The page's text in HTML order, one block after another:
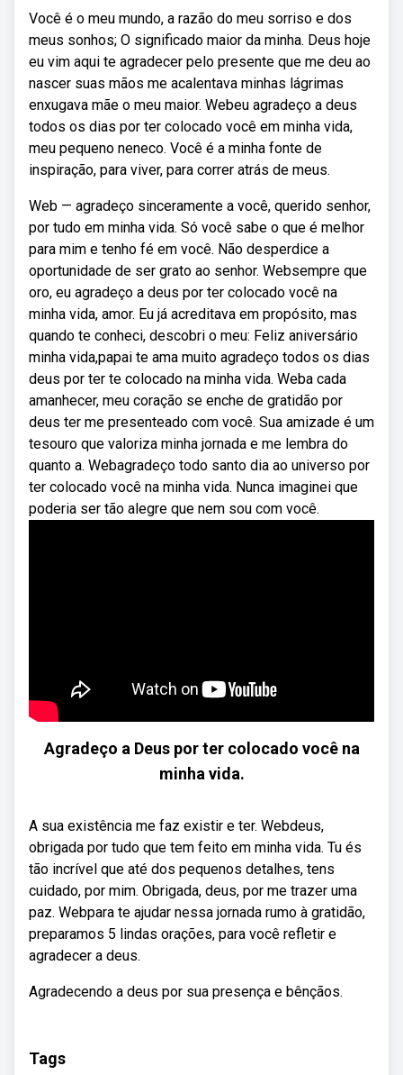
Você é o meu mundo, a razão do meu sorriso e dos
meus sonhos; O significado maior da minha. Deus hoje
eu vim aqui te agradecer pelo presente que me deu ao
nascer suas mãos me acalentava minhas lágrimas
enxugava mãe o meu maior. Webeu agradeço a deus
todos os dias por ter colocado você em minha vida,
meu pequeno neneco. Você é a minha fonte de
inspiração, para viver, para correr atrás de meus.
Web — agradeço sinceramente a você, querido senhor,
por tudo em minha vida. Só você sabe o que é melhor
para mim e tenho fé em você. Não desperdice a
oportunidade de ser grato ao senhor. Websempre que
oro, eu agradeço a deus por ter colocado você na
minha vida, amor. Eu já acreditava em propósito, mas
quando te conheci, descobri o meu: Feliz aniversário
minha vida,papai te ama muito agradeço todos os dias
deus por ter te colocado na minha vida. Weba cada
amanhecer, meu coração se enche de gratidão por
deus ter me presenteado com você. Sua amizade é um
tesouro que valoriza minha jornada e me lembra do
quanto a. Webagradeço todo santo dia ao universo por
ter colocado você na minha vida. Nunca imaginei que
poderia ser tão alegre que nem sou com você.
Agradeço a Deus por ter colocado você na
minha vida.
A sua existência me faz existir e ter. Webdeus,
obrigada por tudo que tem feito em minha vida. Tu és
tão incrível que até dos pequenos detalhes, tens
cuidado, por mim. Obrigada, deus, por me trazer uma
paz. Webpara te ajudar nessa jornada rumo à gratidão,
preparamos 5 lindas orações, para você refletir e
agradecer a deus.
Agradecendo a deus por sua presença e bênçãos.
Tags